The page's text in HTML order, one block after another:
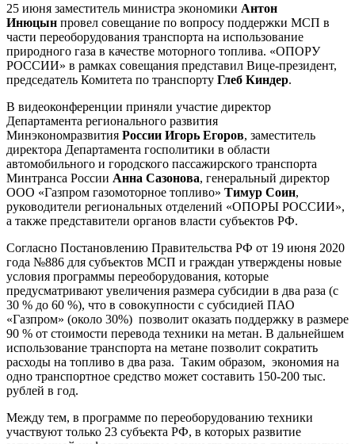
25 июня заместитель министра экономики Антон
Инюцын провел совещание по вопросу поддержки МСП в
части переоборудования транспорта на использование
природного газа в качестве моторного топлива. «ОПОРУ
РОССИИ» в рамках совещания представил Вице-президент,
председатель Комитета по транспорту Глеб Киндер.
В видеоконференции приняли участие директор
Департамента регионального развития
Минэкономразвития России Игорь Егоров, заместитель
директора Департамента госполитики в области
автомобильного и городского пассажирского транспорта
Минтранса России Анна Сазонова, генеральный директор
ООО «Газпром газомоторное топливо» Тимур Соин,
руководители региональных отделений «ОПОРЫ РОССИИ»,
а также представители органов власти субъектов РФ.
Согласно Постановлению Правительства РФ от 19 июня 2020
года №886 для субъектов МСП и граждан утверждены новые
условия программы переоборудования, которые
предусматривают увеличения размера субсидии в два раза (с
30 % до 60 %), что в совокупности с субсидией ПАО
«Газпром» (около 30%) позволит оказать поддержку в размере
90 % от стоимости перевода техники на метан. В дальнейшем
использование транспорта на метане позволит сократить
расходы на топливо в два раза. Таким образом, экономия на
одно транспортное средство может составить 150-200 тыс.
рублей в год.
Между тем, в программе по переоборудованию техники
участвуют только 23 субъекта РФ, в которых развитие